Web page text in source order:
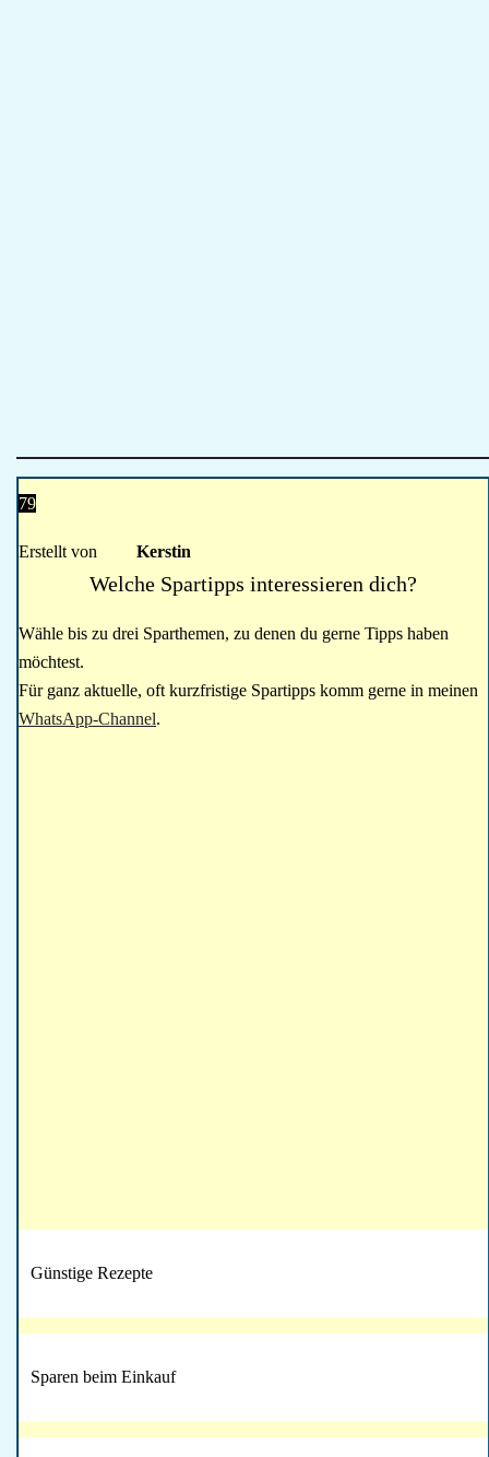
79
Erstellt von Kerstin
Welche Spartipps interessieren dich?
Wähle bis zu drei Sparthemen, zu denen du gerne Tipps haben
möchtest.
Für ganz aktuelle, oft kurzfristige Spartipps komm gerne in meinen
WhatsApp-Channel.
Günstige Rezepte
Sparen beim Einkauf